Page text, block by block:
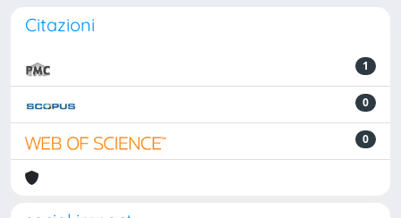
Citazioni
1
0
0